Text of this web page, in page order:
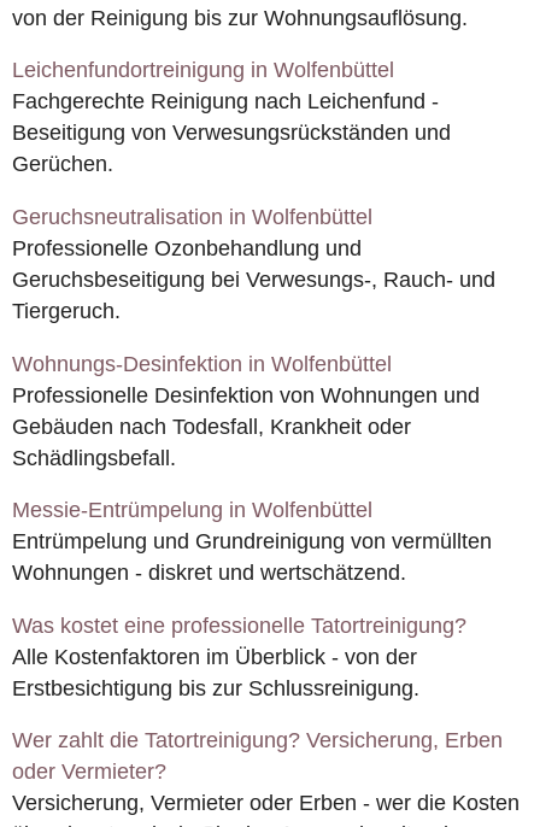
von der Reinigung bis zur Wohnungsauflösung.
Leichenfundortreinigung in Wolfenbüttel
Fachgerechte Reinigung nach Leichenfund -
Beseitigung von Verwesungsrückständen und
Gerüchen.
Geruchsneutralisation in Wolfenbüttel
Professionelle Ozonbehandlung und
Geruchsbeseitigung bei Verwesungs-, Rauch- und
Tiergeruch.
Wohnungs-Desinfektion in Wolfenbüttel
Professionelle Desinfektion von Wohnungen und
Gebäuden nach Todesfall, Krankheit oder
Schädlingsbefall.
Messie-Entrümpelung in Wolfenbüttel
Entrümpelung und Grundreinigung von vermüllten
Wohnungen - diskret und wertschätzend.
Was kostet eine professionelle Tatortreinigung?
Alle Kostenfaktoren im Überblick - von der
Erstbesichtigung bis zur Schlussreinigung.
Wer zahlt die Tatortreinigung? Versicherung, Erben
oder Vermieter?
Versicherung, Vermieter oder Erben - wer die Kosten